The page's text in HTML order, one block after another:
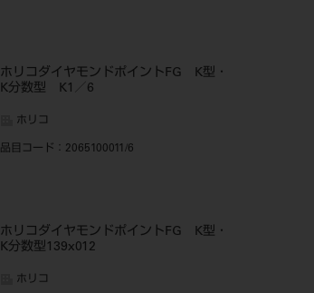
ホリコダイヤモンドポイントFG K型・
K分数型 K1／6
ホリコ
品目コード ：2065100011/6
ホリコダイヤモンドポイントFG K型・
K分数型139x012
ホリコ